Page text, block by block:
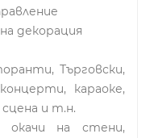
декорация
Търговски,
караоке,
и т.н.
на стени,